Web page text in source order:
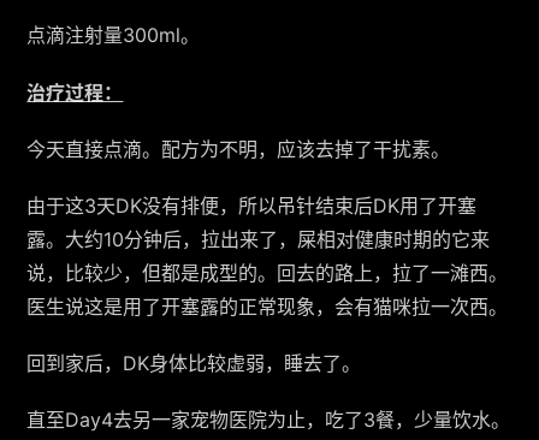
点滴注射量300ml。
治疗过程：
今天直接点滴。配方为不明，应该去掉了干扰素。
由于这3天DK没有排便，所以吊针结束后DK用了开塞
露。大约10分钟后，拉出来了，屎相对健康时期的它来
说，比较少，但都是成型的。回去的路上，拉了一滩西。
医生说这是用了开塞露的正常现象，会有猫咪拉一次西。
回到家后，DK身体比较虚弱，睡去了。
直至Day4去另一家宠物医院为止，吃了3餐，少量饮水。